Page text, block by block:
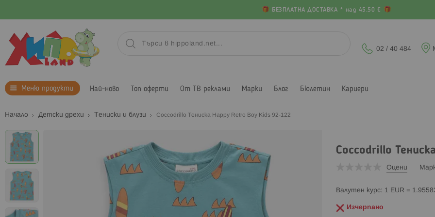
БЕЗПЛАТНА ДОСТАВКА * над 45.50 €
02 / 40 484
Меню продукти Най-ново Топ оферти От ТВ реклами Марки Блог Бюлетин Кариери
Начало Детски дрехи Тениски и блузи Coccodrillo Тениска Happy Retro Boy Kids 92-122
Преминете
към
края
на
галерията
на
изображенията
Coccodrillo
Оцени
Валутен курс: 1 EUR =
Изчерпано